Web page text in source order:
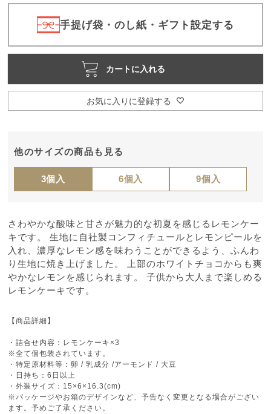
お気に入りに登録する
カートに入れる
手提げ袋・のし紙・ギフト設定する
他のサイズの商品も見る
3個入 6個入 9個入
さわやかな酸味と甘さが魅力的な初夏を感じるレモンケー
キです。 生地に自社製コンフィチュールとレモンピールを
入れ、濃厚なレモン感を味わうことができるよう、ふんわ
り生地に焼き上げました。 上部のホワイトチョコからも爽
やかなレモンを感じられます。 子供から大人まで楽しめる
レモンケーキです。
【商品詳細】
・詰合せ内容：レモンケーキ×3
※全て個包装されています。
・特定原材料等：卵 / 乳成分 /アーモンド / 大豆
・日持ち：6日以上
・外装サイズ：15×6×16.3(cm)
※パッケージやお箱のデザインなど、予告なく変更となる場合がござい
ます。予めご了承ください。